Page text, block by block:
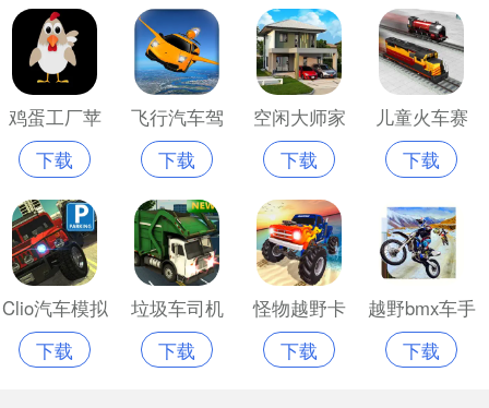
鸡蛋工厂苹
果版
下载
飞行汽车驾
驶2022苹果
版免费版
下载
空闲大师家
居设计苹果
版
下载
儿童火车赛
车苹果版
下载
Clio汽车模拟
器
下载
垃圾车司机
卡车模拟苹
下载
怪物越野卡
车苹果手机
下载
越野bmx车手
苹果最新版
下载